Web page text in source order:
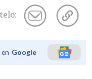
Google